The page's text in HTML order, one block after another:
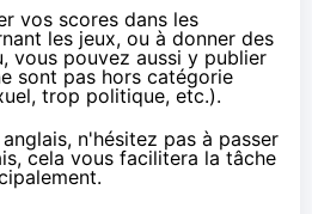
vos scores dans les
les jeux, ou à donner des
vous pouvez aussi y publier
sont pas hors catégorie
trop politique, etc.).
n'hésitez pas à passer
cela vous facilitera la tâche